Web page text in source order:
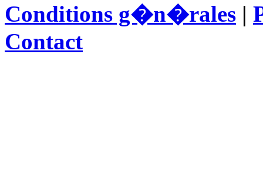
Conditions g�n�rales |
Contact